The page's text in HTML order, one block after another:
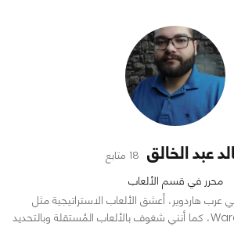
عبد الخالق 18 متابع
محرر في قسم الألعاب
عرب هاردوير، أعشق الألعاب الاستراتيجية مثل
Civilization و Warcraft III، كما أنني شغوف بالألعاب المُستقلة وبالتحديد